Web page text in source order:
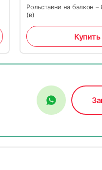
Рольставни на балкон
(в)
Купить